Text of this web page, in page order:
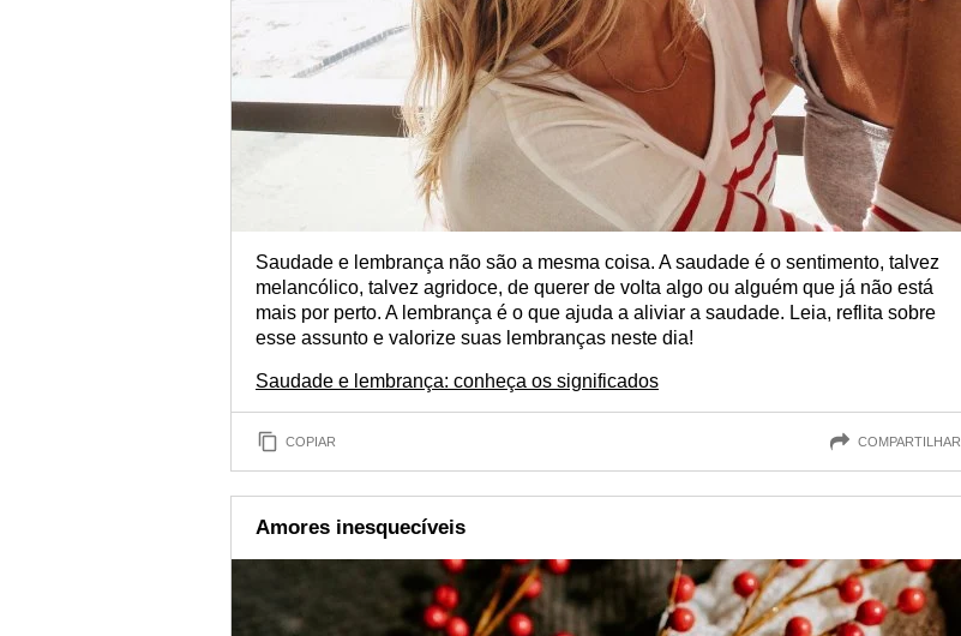
Saudade e lembrança não são a mesma coisa. A saudade é o sentimento, talvez
melancólico, talvez agridoce, de querer de volta algo ou alguém que já não está
mais por perto. A lembrança é o que ajuda a aliviar a saudade. Leia, reflita sobre
esse assunto e valorize suas lembranças neste dia!
Saudade e lembrança: conheça os significados
COPIAR COMPARTILHAR
Amores inesquecíveis